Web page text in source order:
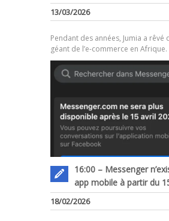
13/03/2026
Pendant des années, Jumia a rêvé
géant de l’e-commerce en Afrique.
16:00 – Messenger
app mobile à partir du
18/02/2026